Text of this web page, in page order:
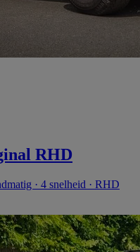
RHD
· 4 snelheid · RHD